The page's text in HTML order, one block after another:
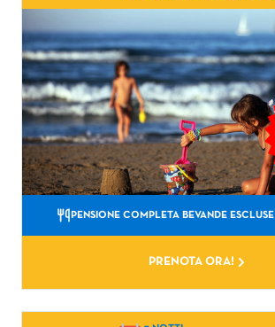
PENSIONE COMPLETA BEVANDE ESCLUSE
PRENOTA ORA!